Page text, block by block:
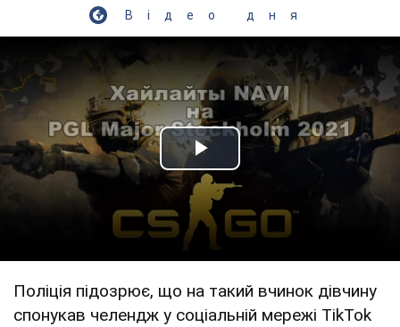
Відео дня
Play Video
Поліція підозрює, що на такий вчинок дівчину
спонукав челендж у соціальній мережі TikTok